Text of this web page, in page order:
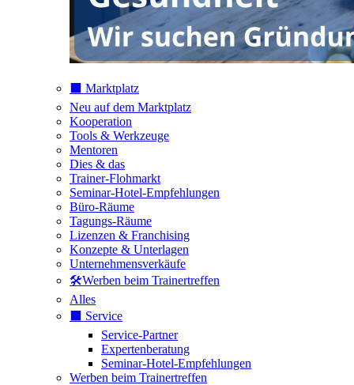
⬛️ Marktplatz
Neu auf dem Marktplatz
Kooperation
Tools & Werkzeuge
Mentoren
Dies & das
Trainer-Flohmarkt
Seminar-Hotel-Empfehlungen
Büro-Räume
Tagungs-Räume
Lizenzen & Franchising
Konzepte & Unterlagen
Unternehmensverkäufe
🛠️Werben beim Trainertreffen
Alles
⬛️ Service
Service-Partner
Expertenberatung
Seminar-Hotel-Empfehlungen
Werben beim Trainertreffen